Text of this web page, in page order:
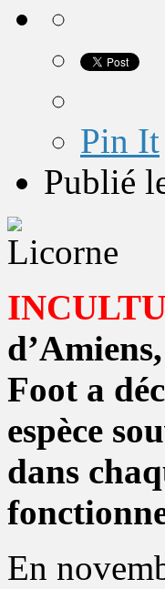
Pin It
Publié
Foot a
espèce
dans
En